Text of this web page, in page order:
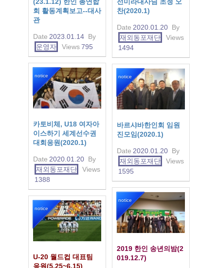
회 활동계획보고--대사
관
Date 2023.01.14 By
운영자
Views795
찬(2020.1)
Date 2020.01.20 By
재외동포재단
Views
1494
notice
카토비체, U18 여자아
이스하기 세계선수권
대회응원(2020.1)
Date 2020.01.20 By
재외동포재단
Views
1388
notice
바르샤바한인회 임원
진모임(2020.1)
Date 2020.01.20 By
재외동포재단
Views
1595
notice
2019 한인 송년의밤(2
019.12.7)
notice
U-20 월드컵 대표팀
응원(5.25~6.15)